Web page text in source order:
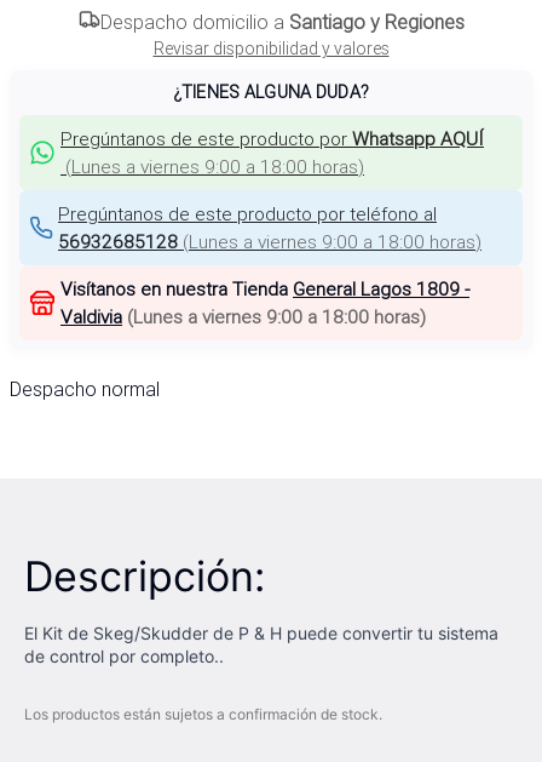
Despacho domicilio a Santiago y Regiones
Revisar disponibilidad y valores
¿TIENES ALGUNA DUDA?
Pregúntanos de este producto por Whatsapp AQUÍ
(Lunes a viernes 9:00 a 18:00 horas)
Pregúntanos de este producto por teléfono al
56932685128 (Lunes a viernes 9:00 a 18:00 horas)
Visítanos en nuestra Tienda General Lagos 1809 -
Valdivia (Lunes a viernes 9:00 a 18:00 horas)
Despacho normal
Descripción:
El Kit de Skeg/Skudder de P & H puede convertir tu sistema
de control por completo..
Los productos están sujetos a confirmación de stock.